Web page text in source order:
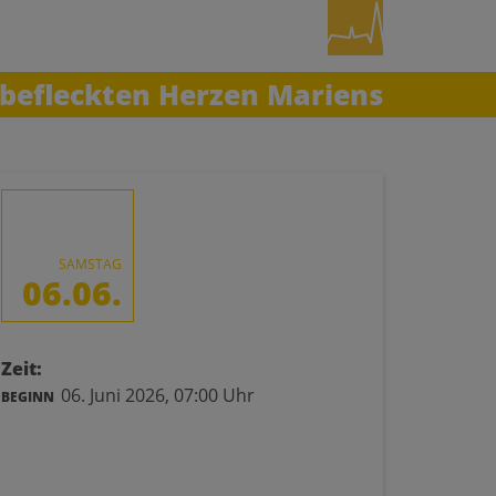
Herzen Mariens
SAMSTAG
06.06.
Zeit:
BEGINN 06. Juni 2026, 07:00 Uhr